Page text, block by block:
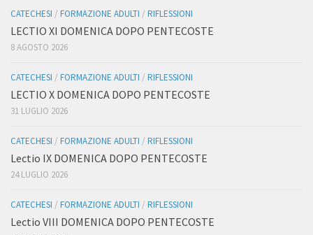
CATECHESI / FORMAZIONE ADULTI / RIFLESSIONI
LECTIO XI DOMENICA DOPO PENTECOSTE
8 AGOSTO 2026
CATECHESI / FORMAZIONE ADULTI / RIFLESSIONI
LECTIO X DOMENICA DOPO PENTECOSTE
31 LUGLIO 2026
CATECHESI / FORMAZIONE ADULTI / RIFLESSIONI
Lectio IX DOMENICA DOPO PENTECOSTE
24 LUGLIO 2026
CATECHESI / FORMAZIONE ADULTI / RIFLESSIONI
Lectio VIII DOMENICA DOPO PENTECOSTE